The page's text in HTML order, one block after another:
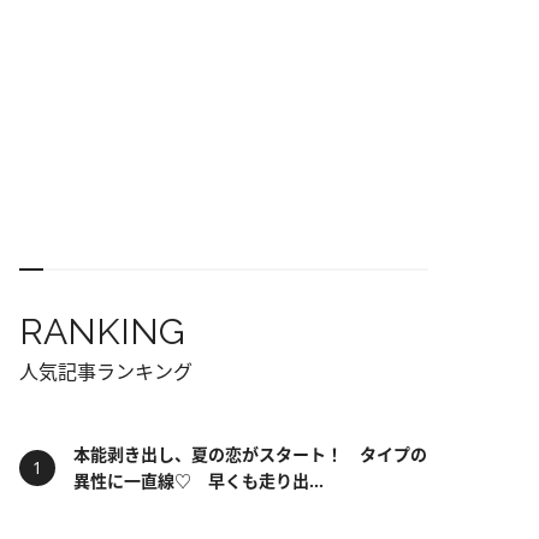
RANKING
人気記事ランキング
本能剥き出し、夏の恋がスタート！ タイプの
異性に一直線♡ 早くも走り出...